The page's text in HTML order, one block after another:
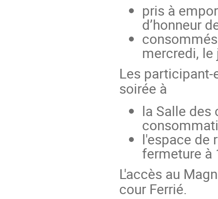
pris à
d’honneur
mercredi,
Les participant-
soirée à
la Salle des
l'espace de
fermeture à
L'accès au
cour Ferrié.